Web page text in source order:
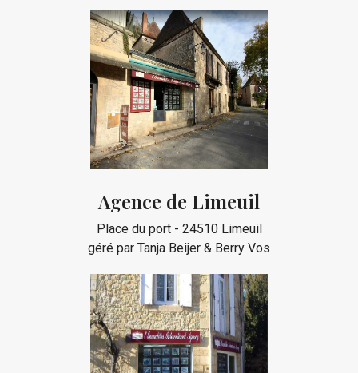
Agence de Limeuil
Place du port - 24510 Limeuil
géré par Tanja Beijer & Berry Vos